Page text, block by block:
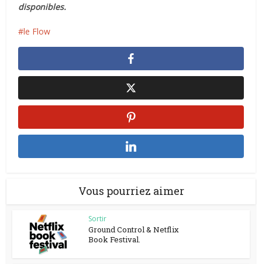
disponibles.
le Flow
Vous pourriez aimer
Sortir
Ground Control & Netflix
Book Festival.